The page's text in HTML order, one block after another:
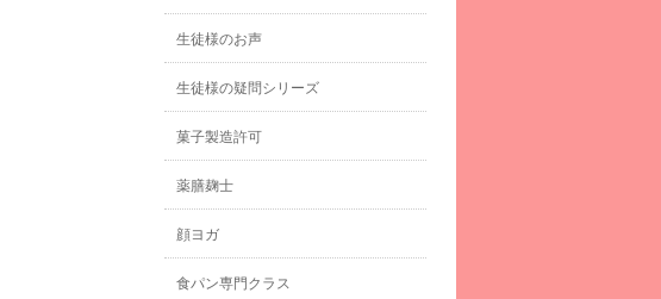
生徒様のお声
生徒様の疑問シリーズ
菓子製造許可
薬膳麹士
顔ヨガ
食パン専門クラス